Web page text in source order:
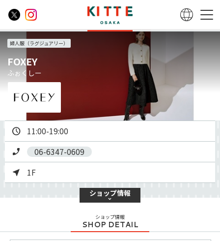
婦人服（ラグジュアリー）
FOXEY
ふぉくしー
11:00-19:00
06-6347-0609
1F
ショップ情報
ショップ情報